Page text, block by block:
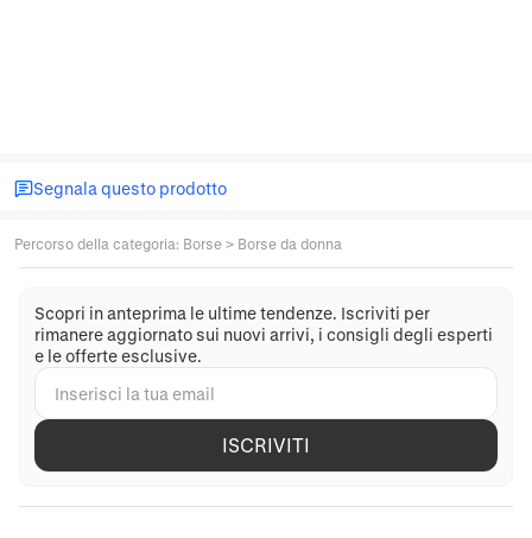
Segnala questo prodotto
Percorso della categoria: Borse > Borse da donna
Scopri in anteprima le ultime tendenze. Iscriviti per
rimanere aggiornato sui nuovi arrivi, i consigli degli esperti
e le offerte esclusive.
ISCRIVITI